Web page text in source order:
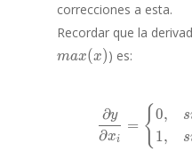
correcciones a esta.
Recordar que la
max(x)) es:
∂xi
∂y
= { 0,
1,
s
s